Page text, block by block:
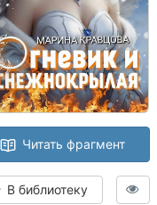
Читать фрагмент
В библиотеку